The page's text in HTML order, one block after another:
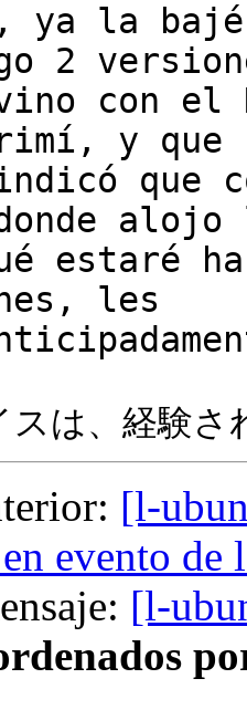
ya la
2
con el
y que
que
alojo
estaré
les
[l-
evento de
[l-